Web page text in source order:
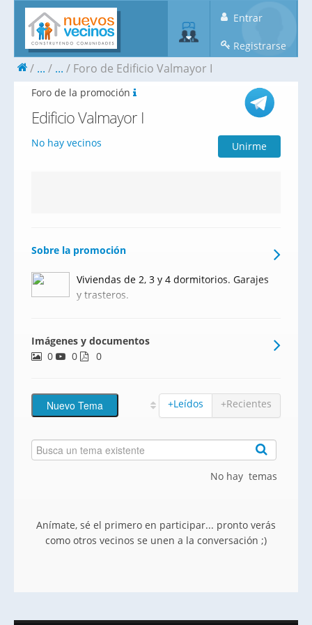
Entrar
Registrarse
... ... Foro de Edificio Valmayor I
Foro de la promoción
Edificio Valmayor I
No hay vecinos Unirme
Sobre la promoción
Viviendas de 2, 3 y 4 dormitorios. Garajes
y trasteros.
Imágenes y documentos
0
0 0
+Leídos +Recientes
No hay temas
Anímate, sé el primero en participar... pronto verás
como otros vecinos se unen a la conversación ;)